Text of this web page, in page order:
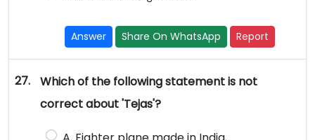
Answer Share On WhatsApp Report
27.
Which of the following statement is not
correct about 'Tejas'?